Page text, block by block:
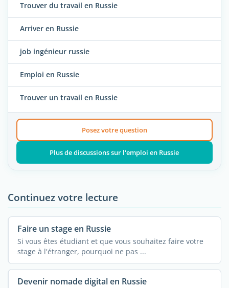
Trouver du travail en Russie
Arriver en Russie
job ingénieur russie
Emploi en Russie
Trouver un travail en Russie
Posez votre question
Plus de discussions sur l'emploi en Russie
Continuez votre lecture
Faire un stage en Russie
Si vous êtes étudiant et que vous souhaitez faire votre
stage à l'étranger, pourquoi ne pas ...
Devenir nomade digital en Russie